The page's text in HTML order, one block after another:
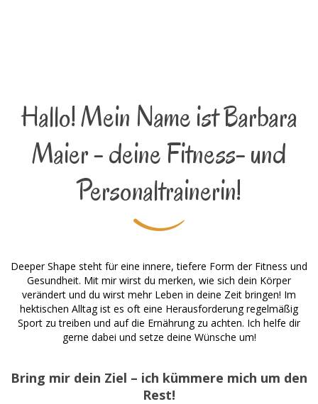
Hallo! Mein Name ist Barbara
Maier - deine Fitness- und
Personaltrainerin!
Deeper Shape steht für eine innere, tiefere Form der Fitness und
Gesundheit. Mit mir wirst du merken, wie sich dein Körper
verändert und du wirst mehr Leben in deine Zeit bringen! Im
hektischen Alltag ist es oft eine Herausforderung regelmäßig
Sport zu treiben und auf die Ernährung zu achten. Ich helfe dir
gerne dabei und setze deine Wünsche um!
Bring mir dein Ziel – ich kümmere mich um den
Rest!